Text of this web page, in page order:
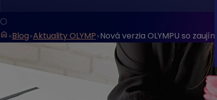
Blog Aktuality OLYMP Nová verzia OLYMPU so